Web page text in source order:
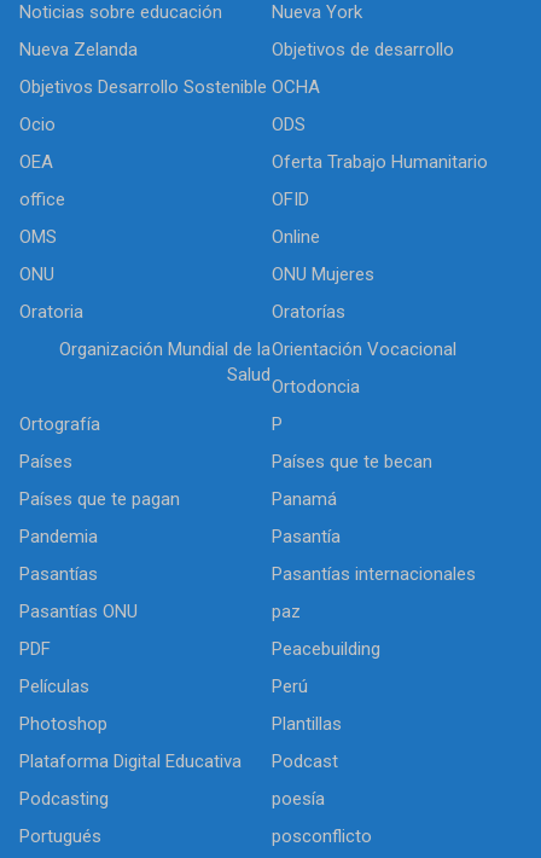
Noticias sobre educación
Nueva York
Nueva Zelanda
Objetivos de desarrollo
Objetivos Desarrollo Sostenible OCHA
Ocio
ODS
OEA
Oferta Trabajo Humanitario
office
OFID
OMS
Online
ONU
ONU Mujeres
Oratoria
Oratorías
Organización Mundial de la
Salud
Orientación Vocacional
Ortodoncia
Ortografía
P
Países
Países que te becan
Países que te pagan
Panamá
Pandemia
Pasantía
Pasantías
Pasantías internacionales
Pasantías ONU
paz
PDF
Peacebuilding
Películas
Perú
Photoshop
Plantillas
Plataforma Digital Educativa
Podcast
Podcasting
poesía
Portugués
posconflicto